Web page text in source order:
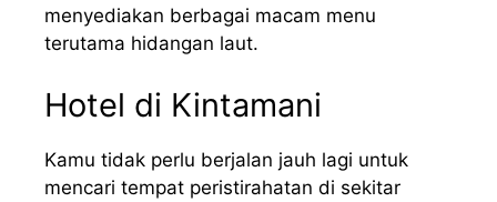
menyediakan berbagai macam menu
terutama hidangan laut.
Hotel di Kintamani
Kamu tidak perlu berjalan jauh lagi untuk
mencari tempat peristirahatan di sekitar